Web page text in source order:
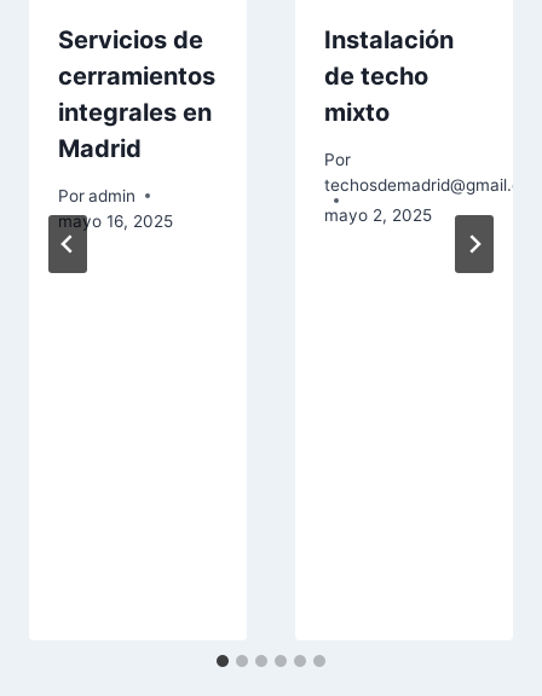
Servicios de
cerramientos
integrales en
Madrid
Poradmin
mayo 16, 2025
Instalación
de techo
mixto
Por
mayo 2, 2025